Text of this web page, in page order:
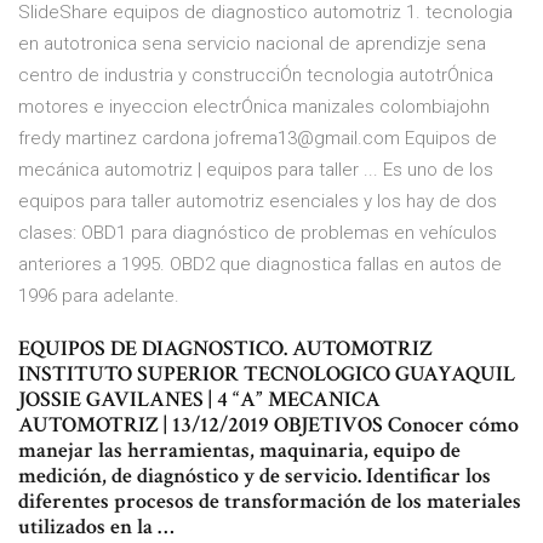
SlideShare equipos de diagnostico automotriz 1. tecnologia
en autotronica sena servicio nacional de aprendizje sena
centro de industria y construcciÓn tecnologia autotrÓnica
motores e inyeccion electrÓnica manizales colombiajohn
fredy martinez cardona jofrema13@gmail.com Equipos de
mecánica automotriz | equipos para taller ... Es uno de los
equipos para taller automotriz esenciales y los hay de dos
clases: OBD1 para diagnóstico de problemas en vehículos
anteriores a 1995. OBD2 que diagnostica fallas en autos de
1996 para adelante.
EQUIPOS DE DIAGNOSTICO. AUTOMOTRIZ
INSTITUTO SUPERIOR TECNOLOGICO GUAYAQUIL
JOSSIE GAVILANES | 4 “A” MECANICA
AUTOMOTRIZ | 13/12/2019 OBJETIVOS Conocer cómo
manejar las herramientas, maquinaria, equipo de
medición, de diagnóstico y de servicio. Identificar los
diferentes procesos de transformación de los materiales
utilizados en la …